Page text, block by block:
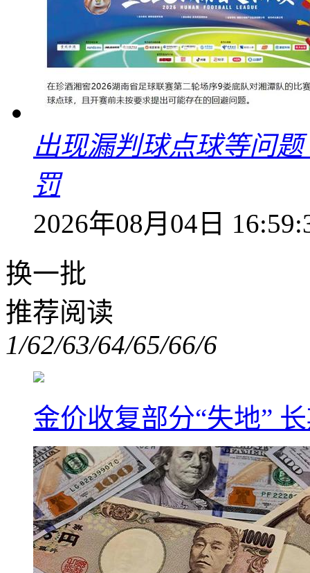
出现漏判球点球等问
罚
2026年08月04日
换一批
推荐阅读
1/62/63/64/65/66/6
金价收复部分“失地”